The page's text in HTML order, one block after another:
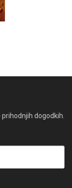
dogodkih.